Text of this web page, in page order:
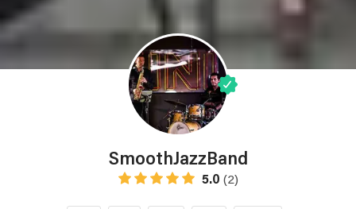
SmoothJazzBand
5.0 (2)